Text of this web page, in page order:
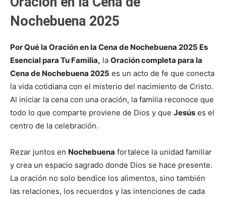
Nochebuena 2025
Por Qué la Oración en la Cena de Nochebuena 2025 Es
Esencial para Tu Familia, la Oración completa para la
Cena de Nochebuena 2025 es un acto de fe que conecta
la vida cotidiana con el misterio del nacimiento de Cristo.
Al iniciar la cena con una oración, la familia reconoce que
todo lo que comparte proviene de Dios y que Jesús es el
centro de la celebración.
Rezar juntos en Nochebuena fortalece la unidad familiar
y crea un espacio sagrado donde Dios se hace presente.
La oración no solo bendice los alimentos, sino también
las relaciones, los recuerdos y las intenciones de cada